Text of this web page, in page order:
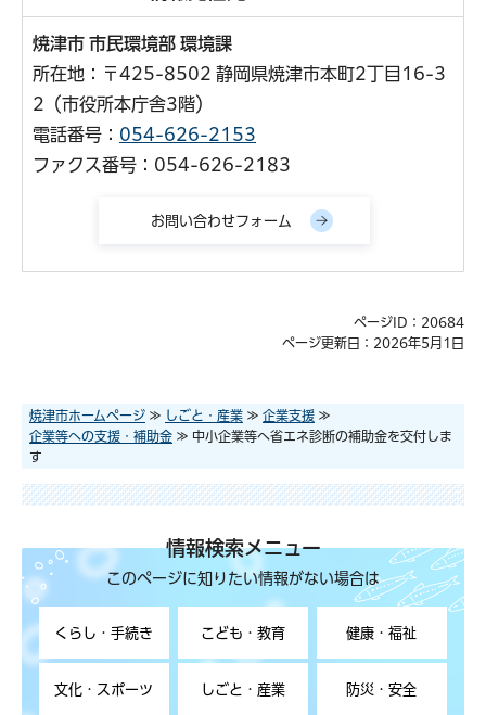
焼津市 市民環境部 環境課
所在地：〒425-8502 静岡県焼津市本町2丁目16-3
2（市役所本庁舎3階）
電話番号： 054-626-2153
ファクス番号：054-626-2183
ページID：20684
ページ更新日：2026年5月1日
焼津市ホームページ ≫ しごと・産業 ≫ 企業支援 ≫
企業等への支援・補助金 ≫ 中小企業等へ省エネ診断の補助金を交付しま
す
情報検索メニュー
このページに知りたい情報がない場合は
くらし・手続き こども・教育 健康・福祉
文化・スポーツ しごと・産業 防災・安全